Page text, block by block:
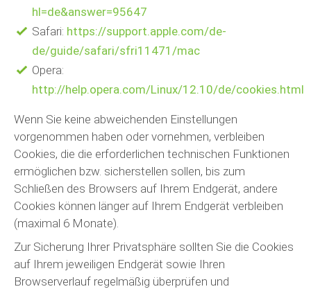
hl=de&answer=95647
Safari: https://support.apple.com/de-
de/guide/safari/sfri11471/mac
Opera:
http://help.opera.com/Linux/12.10/de/cookies.html
Wenn Sie keine abweichenden Einstellungen
vorgenommen haben oder vornehmen, verbleiben
Cookies, die die erforderlichen technischen Funktionen
ermöglichen bzw. sicherstellen sollen, bis zum
Schließen des Browsers auf Ihrem Endgerät, andere
Cookies können länger auf Ihrem Endgerät verbleiben
(maximal 6 Monate).
Zur Sicherung Ihrer Privatsphäre sollten Sie die Cookies
auf Ihrem jeweiligen Endgerät sowie Ihren
Browserverlauf regelmäßig überprüfen und